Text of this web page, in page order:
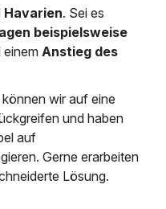
Havarien. Sei es
beispielsweise
einem Anstieg des
können wir auf eine
und haben
auf
Gerne erarbeiten
Lösung.